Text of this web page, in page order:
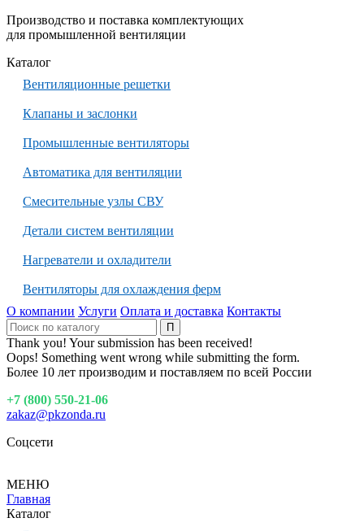
Производство и поставка комплектующих
для промышленной вентиляции
Каталог
Вентиляционные решетки
Клапаны и заслонки
Промышленные вентиляторы
Автоматика для вентиляции
Смесительные узлы СВУ
Детали систем вентиляции
Нагреватели и охладители
Вентиляторы для охлаждения ферм
О компании Услуги Оплата и доставка Контакты
Thank you! Your submission has been received!
Oops! Something went wrong while submitting the form.
Более 10 лет производим и поставляем по всей России
+7 (800) 550-21-06
zakaz@pkzonda.ru
Соцсети
МЕНЮ
Главная
Каталог